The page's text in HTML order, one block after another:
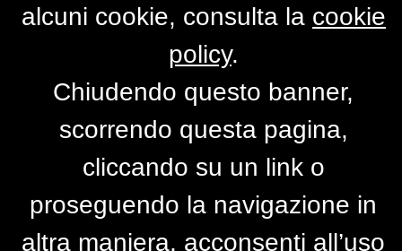
I colori di Lerici
dibuma56
alcuni cookie, consulta la cookie
policy.
Chiudendo questo banner,
scorrendo questa pagina,
cliccando su un link o
proseguendo la navigazione in
altra maniera, acconsenti all’uso